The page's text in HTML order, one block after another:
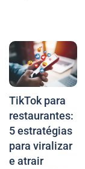
TikTok para
restaurantes:
5 estratégias
para viralizar
e atrair